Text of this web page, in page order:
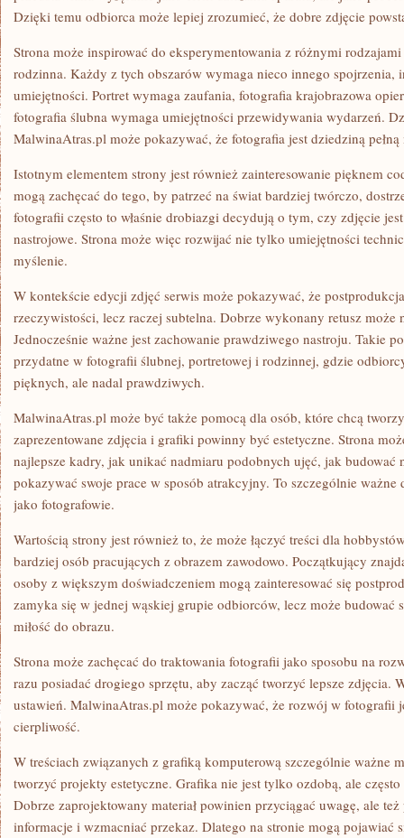
Dzięki temu odbiorca może lepiej zrozumieć, że dobre zdjęcie
Strona może inspirować do eksperymentowania z różnymi
rodzinna. Każdy z tych obszarów wymaga nieco innego spojrzenia,
umiejętności. Portret wymaga zaufania, fotografia krajobrazowa
fotografia ślubna wymaga umiejętności przewidywania wydarzeń.
MalwinaAtras.pl może pokazywać, że fotografia jest dziedziną
Istotnym elementem strony jest również zainteresowanie pięknem
mogą zachęcać do tego, by patrzeć na świat bardziej twórczo,
fotografii często to właśnie drobiazgi decydują o tym, czy zdjęcie
nastrojowe. Strona może więc rozwijać nie tylko umiejętności
myślenie.
W kontekście edycji zdjęć serwis może pokazywać, że
rzeczywistości, lecz raczej subtelna. Dobrze wykonany retusz
Jednocześnie ważne jest zachowanie prawdziwego nastroju. Takie
przydatne w fotografii ślubnej, portretowej i rodzinnej, gdzie
pięknych, ale nadal prawdziwych.
MalwinaAtras.pl może być także pomocą dla osób, które chcą
zaprezentowane zdjęcia i grafiki powinny być estetyczne. Strona
najlepsze kadry, jak unikać nadmiaru podobnych ujęć, jak budować
pokazywać swoje prace w sposób atrakcyjny. To szczególnie
jako fotografowie.
Wartością strony jest również to, że może łączyć treści dla
bardziej osób pracujących z obrazem zawodowo. Początkujący
osoby z większym doświadczeniem mogą zainteresować się
zamyka się w jednej wąskiej grupie odbiorców, lecz może budować
miłość do obrazu.
Strona może zachęcać do traktowania fotografii jako sposobu na
razu posiadać drogiego sprzętu, aby zacząć tworzyć lepsze zdjęcia.
ustawień. MalwinaAtras.pl może pokazywać, że rozwój w fotografii
cierpliwość.
W treściach związanych z grafiką komputerową szczególnie ważne
tworzyć projekty estetyczne. Grafika nie jest tylko ozdobą, ale
Dobrze zaprojektowany materiał powinien przyciągać uwagę, ale
informacje i wzmacniać przekaz. Dlatego na stronie mogą pojawiać